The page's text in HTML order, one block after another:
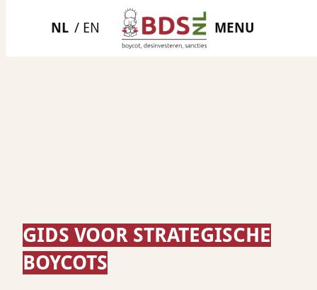
MENU
GIDS VOOR STRATEGISCHE
BOYCOTS